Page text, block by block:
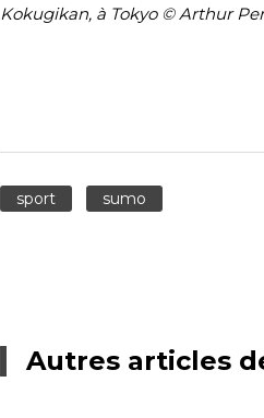
Kokugikan, à Tokyo © Arthur
sport sumo
Autres articles